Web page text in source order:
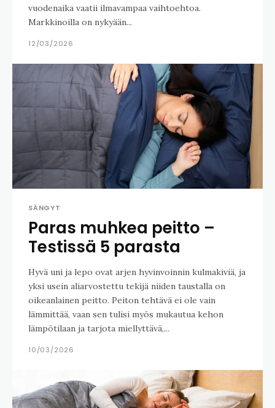
vuodenaika vaatii ilmavampaa vaihtoehtoa.
Markkinoilla on nykyään...
12/03/2026
SÄNGYT
Paras muhkea peitto –
Testissä 5 parasta
Hyvä uni ja lepo ovat arjen hyvinvoinnin kulmakiviä, ja
yksi usein aliarvostettu tekijä niiden taustalla on
oikeanlainen peitto. Peiton tehtävä ei ole vain
lämmittää, vaan sen tulisi myös mukautua kehon
lämpötilaan ja tarjota miellyttävä,...
10/03/2026